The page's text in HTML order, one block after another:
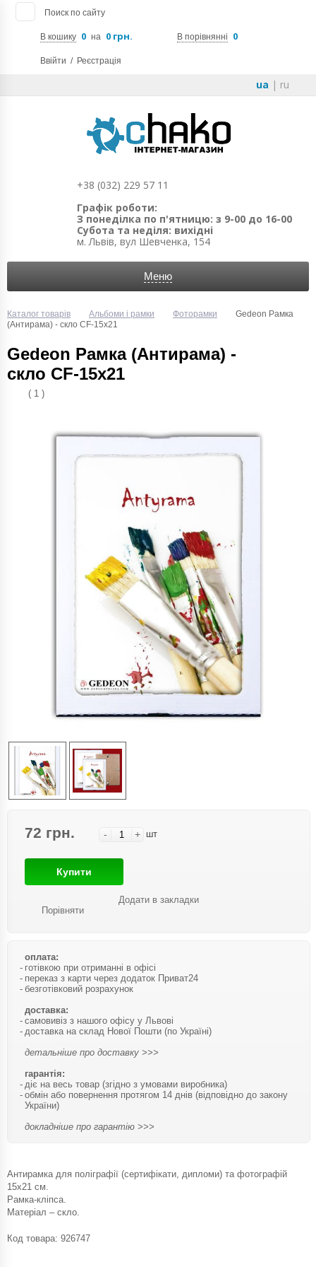
Поиск по сайту
В кошику 0 на 0 грн. В порівнянні 0
Ввійти / Реєстрація
ua | ru
+38 (032) 229 57 11
Графік роботи:
З понеділка по п'ятницю: з 9-00 до 16-00
Субота та неділя: вихідні
м. Львів, вул Шевченка, 154
Меню
Каталог товарів Альбоми і рамки Фоторамки
Gedeon Рамка
(Антирама) - скло CF-15х21
Gedeon Рамка (Антирама) -
скло CF-15х21
( 1 )
72 грн. - + шт
Купити
Порівняти
Додати в закладки
оплата:
готівкою при отриманні в офісі
переказ з карти через додаток Приват24
безготівковий розрахунок
доставка:
самовивіз з нашого офісу у Львові
доставка на склад Нової Пошти (по Україні)
детальніше про доставку >>>
гарантія:
діє на весь товар (згідно з умовами виробника)
обмін або повернення протягом 14 днів (відповідно до закону
України)
докладніше про гарантію >>>
Антирамка для поліграфії (сертифікати, дипломи) та фотографій
15х21 см.
Рамка-кліпса.
Матеріал – скло.
Код товара: 926747